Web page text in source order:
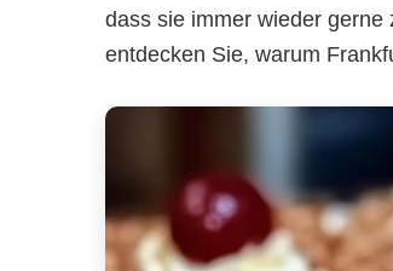
dass sie immer wieder
entdecken Sie, warum